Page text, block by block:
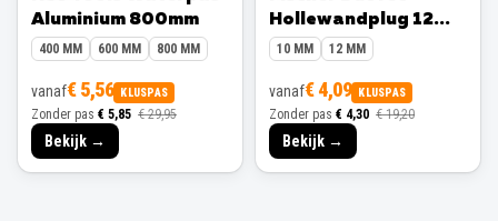
Aluminium 800mm
400 MM 600 MM 800 MM
vanaf€ 5,56 KLUSPAS
Zonder pas € 5,85 € 29,95
Bekijk →
Hollewandplug 12
mm 10 stuks
10 MM 12 MM
vanaf€ 4,09 KLUSPAS
Zonder pas € 4,30 € 19,20
Bekijk →